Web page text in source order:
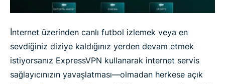
İnternet üzerinden canlı futbol izlemek veya en
sevdiğiniz diziye kaldığınız yerden devam etmek
istiyorsanız ExpressVPN kullanarak internet servis
sağlayıcınızın yavaşlatması—olmadan herkese açık